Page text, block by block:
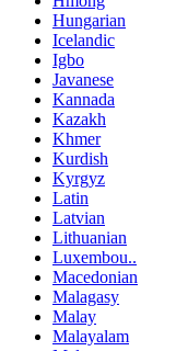
Hungarian
Icelandic
Igbo
Javanese
Kannada
Kazakh
Khmer
Kurdish
Kyrgyz
Latin
Latvian
Lithuanian
Luxembou..
Macedonian
Malagasy
Malay
Malayalam